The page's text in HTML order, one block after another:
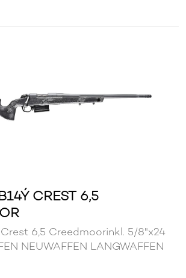
CREST 6,5
6,5 Creedmoorinkl. 5/8"x24
NEUWAFFEN LANGWAFFEN